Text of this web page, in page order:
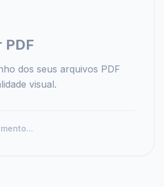
PDF
dos seus arquivos PDF
visual.